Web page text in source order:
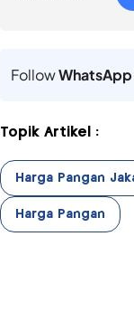
FollowWhatsApp
Topik Artikel :
Harga Pangan
Harga Pangan